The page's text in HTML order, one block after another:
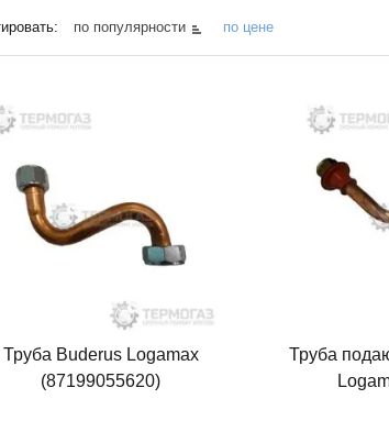
по популярности по цене
Труба Buderus Logamax
(87199055620)
Труба